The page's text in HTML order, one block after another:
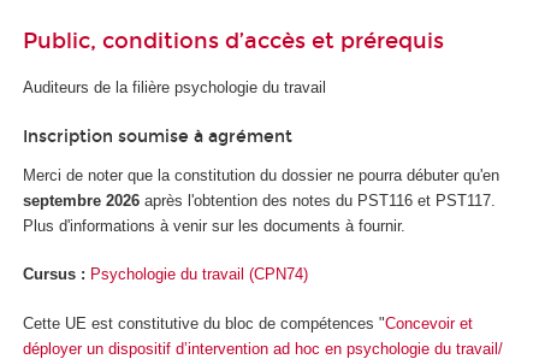
Public, conditions d’accès et prérequis
Auditeurs de la filière psychologie du travail
Inscription soumise à agrément
Merci de noter que la constitution du dossier ne pourra débuter qu'en
septembre 2026 après l'obtention des notes du PST116 et PST117.
Plus d'informations à venir sur les documents à fournir.
Cursus : Psychologie du travail (CPN74)
Cette UE est constitutive du bloc de compétences "Concevoir et
déployer un dispositif d’intervention ad hoc en psychologie du travail/